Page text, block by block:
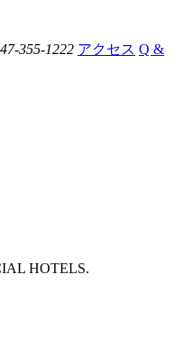
355-1222 アクセス Q &
HOTELS.